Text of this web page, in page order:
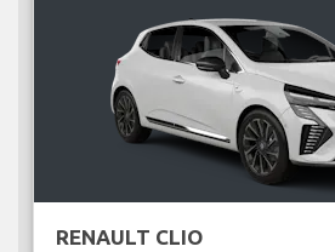
RENAULT CLIO